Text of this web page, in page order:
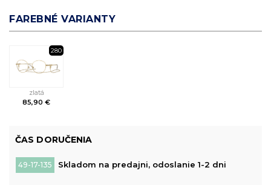
FAREBNÉ VARIANTY
280
zlatá
85,90 €
ČAS DORUČENIA
49-17-135 Skladom na predajni, odoslanie 1-2 dni